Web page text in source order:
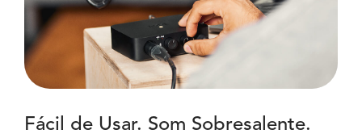
Fácil de Usar. Som Sobresalente.